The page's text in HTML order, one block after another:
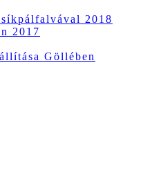
2018
2017
Göllében